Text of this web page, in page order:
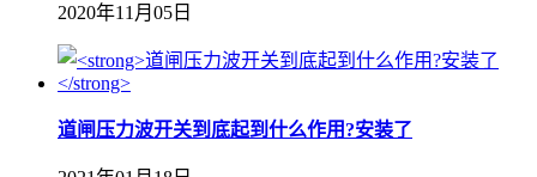
2020年11月05日
道闸压力波开关到底起到什么作用?安装了